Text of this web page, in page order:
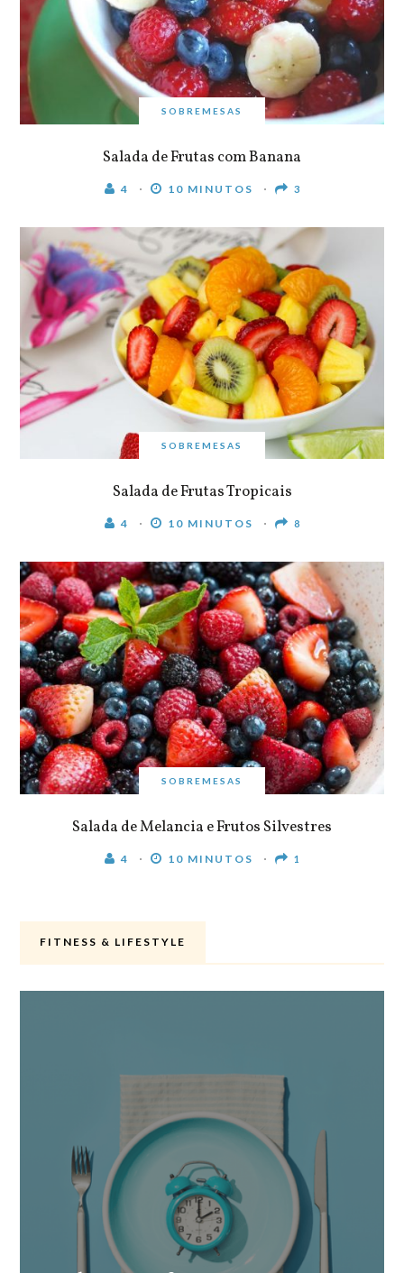
SOBREMESAS
Salada de Frutas com Banana
4 10 MINUTOS 3
SOBREMESAS
Salada de Frutas Tropicais
4 10 MINUTOS 8
SOBREMESAS
Salada de Melancia e Frutos Silvestres
4 10 MINUTOS 1
FITNESS & LIFESTYLE